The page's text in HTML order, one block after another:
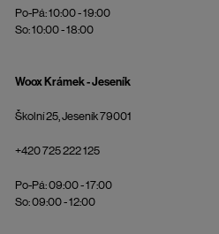
Po-Pá: 10:00 - 19:00
So: 10:00 - 18:00
Woox Krámek - Jeseník
Školní 25, Jeseník 79001
+420 725 222 125
Po-Pá: 09:00 - 17:00
So: 09:00 - 12:00